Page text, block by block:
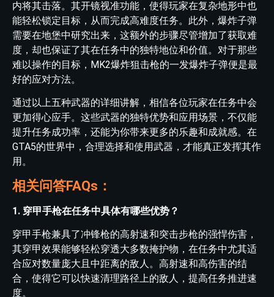
内将其击落。其开镜视准功能，使得玩家在复杂地形中也
能轻松锁定目标，从而完成高难度任务。此外，爆炸子弹
需要在地堡中研究出来，这额外的步骤尽管增加了获取难
度，却也保证了其在任务中的独特地位和价值。对于那些
难以操作的目标，MK2爆炸狙击枪的一发爆炸子弹便是最
好的应对方法。
通过以上五种武器的详细讲解，相信各位玩家在任务中会
更加得心应手。这些武器的独特优势和应用场景，不仅能
提升任务成功率，还能为你带来更多的乐趣和成就感。在
GTA5的世界中，合理选择和使用武器，才能真正发挥其作
用。
相关问答FAQs：
1. 穿甲手枪在任务中具体有哪些优势？
穿甲手枪兼具了冲锋枪的高射速和突击步枪的强悍伤害，
其穿甲效果能够轻松穿透大多数掩护物，在任务中尤其适
合应对数量庞大且中距离的敌人。高射速和高伤害的结
合，使得它可以快速清理路径上的敌人，提高任务推进速
度。